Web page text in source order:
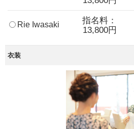
Rie Iwasaki
指名料：
13,800円
衣装